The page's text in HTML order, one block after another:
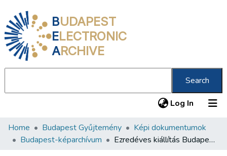
BUDAPEST
ELECTRONIC
ARCHIVE
Search
Log In (current)
Communities & Collections
Home Budapest Gyűjtemény
Képi dokumentumok
Budapest-képarchívum
Ezredéves kiállítás Budapest, 1896 Ős Budavár bemenet : Eingang : entrée /